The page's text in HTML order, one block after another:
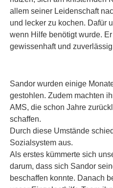
allem seiner Leidenschaft
und lecker zu kochen. Dafür
wenn Hilfe benötigt wurde.
gewissenhaft und
Sandor wurden einige
gestohlen. Zudem machten
AMS, die schon Jahre
schaffen.
Durch diese Umstände
Sozialsystem aus.
Als erstes kümmerte sich
darum, dass sich Sandor
beschaffen konnte. Danach